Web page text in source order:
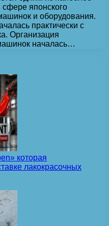
сфере японского
и оборудования.
практически с
Организация
началась…
которая
лакокрасочных